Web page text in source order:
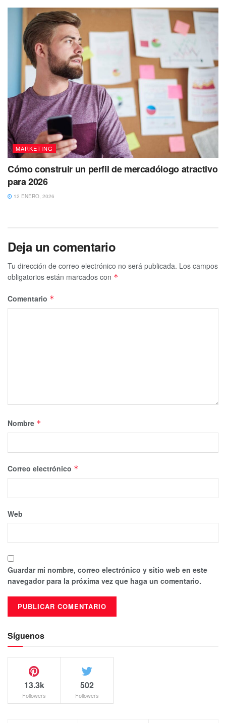
MARKETING
Cómo construir un perfil de mercadólogo atractivo
para 2026
12 ENERO, 2026
Deja un comentario
Tu dirección de correo electrónico no será publicada. Los campos
obligatorios están marcados con *
Comentario *
Nombre *
Correo electrónico *
Web
Guardar mi nombre, correo electrónico y sitio web en este
navegador para la próxima vez que haga un comentario.
Síguenos
13.3k
Followers
502
Followers